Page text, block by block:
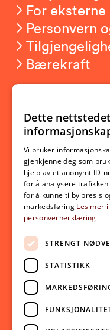
For eksterne
Personvern
Bærekraft
Ny student
Utveksling
Opptak
Lov- og
Aktuelt
Nyheter
Nyhetsbrev
Ledige
Følg oss på
Facebook
Dette
Vi bruker
gjenkjenne deg som
hjelp av et anonymt ID-
for å analysere
for å kunne tilby presis
markedsføring Les mer
personvernerklæring
STRENGT
STATISTIKK